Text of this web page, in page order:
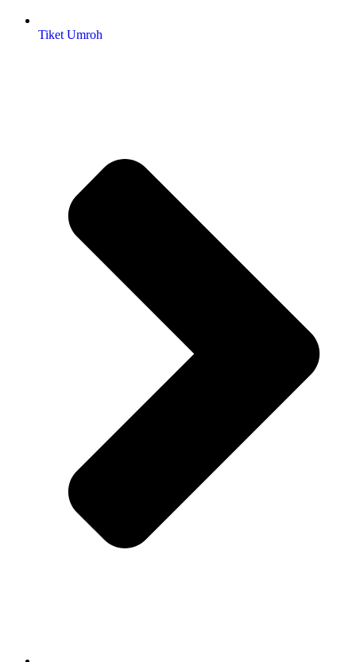
Tiket Umroh